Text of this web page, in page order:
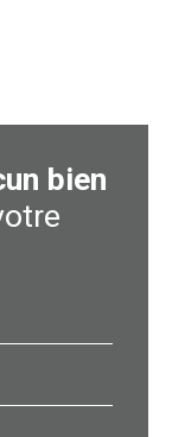
bien